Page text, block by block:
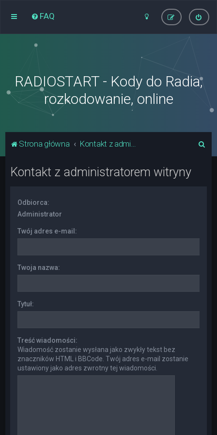
FAQ
RADIOSTART - Kody do Radia,
rozkodowanie, online
Strona główna Kontakt z administratorem witryny
Kontakt z administratorem witryny
Odbiorca:
Administrator
Twój adres e-mail:
Twoja nazwa:
Tytuł:
Treść wiadomości:
Wiadomość zostanie wysłana jako zwykły tekst bez
znaczników HTML i BBCode. Twój adres e-mail zostanie
ustawiony jako adres zwrotny tej wiadomości.